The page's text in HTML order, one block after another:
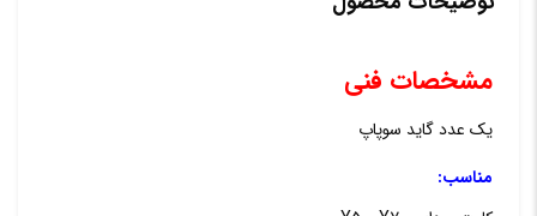
مشخصات فنی
یک عدد گاید سوپاپ
مناسب: